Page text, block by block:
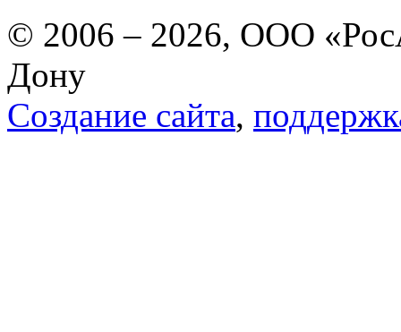
© 2006 – 2026, ООО
Дону
Создание сайта,